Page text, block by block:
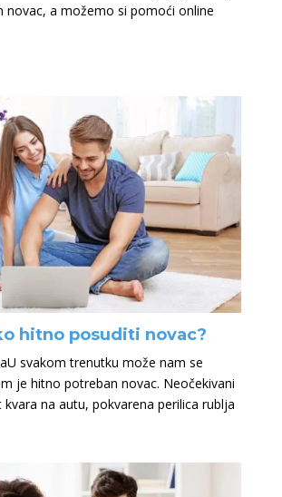
novac, a možemo si pomoći online
hitno posuditi novac?
svakom trenutku može nam se
je hitno potreban novac. Neočekivani
na autu, pokvarena perilica rublja